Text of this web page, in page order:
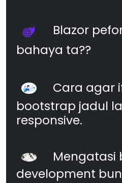
Blazor
bahaya ta??
Cara agar
bootstrap jadul
responsive.
Mengatasi
development